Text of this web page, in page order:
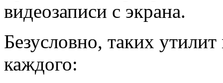
видеозаписи с экрана.
Безусловно, таких
каждого: